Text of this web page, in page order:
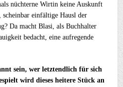
nüchterne Wirtin keine Auskunft
scheinbar einfältige Hausl der
Da macht Blasi, als Buchhalter
bedacht, eine aufregende
sein, wer letztendlich für sich
wird dieses heitere Stück an